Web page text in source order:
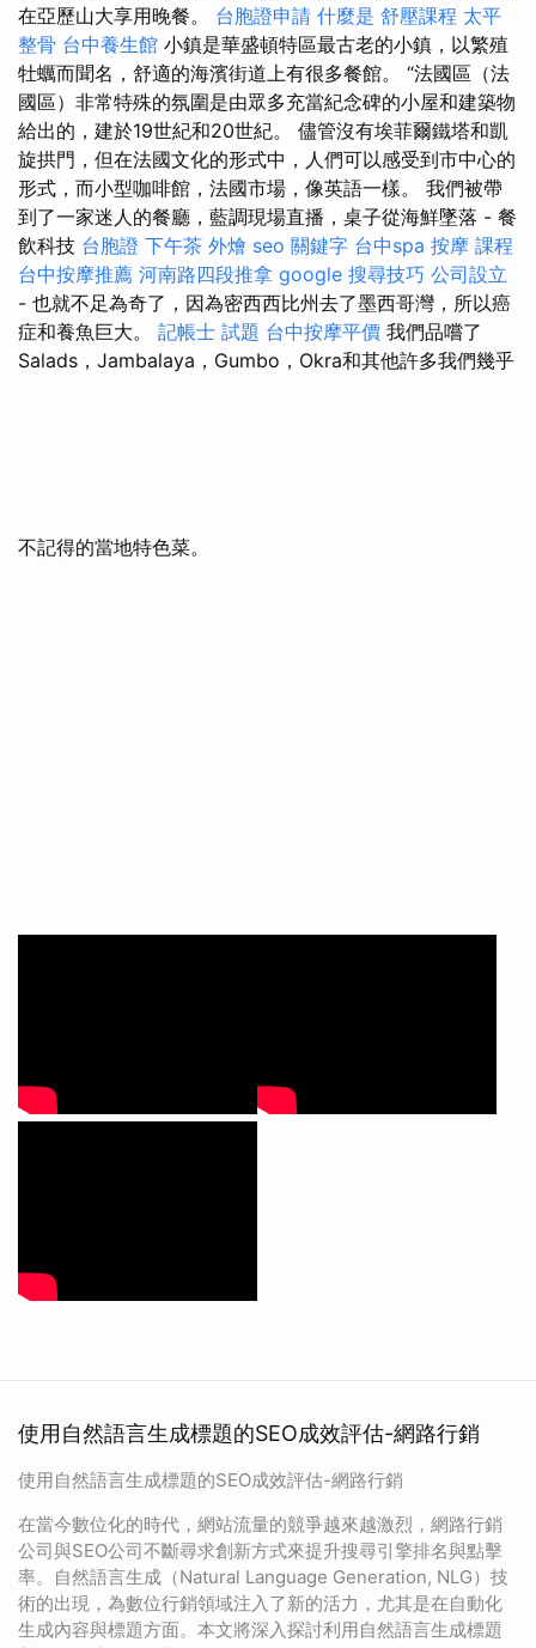
在亞歷山大享用晚餐。 台胞證申請 什麼是 舒壓課程 太平
整骨 台中養生館 小鎮是華盛頓特區最古老的小鎮，以繁殖
牡蠣而聞名，舒適的海濱街道上有很多餐館。 “法國區（法
國區）非常特殊的氛圍是由眾多充當紀念碑的小屋和建築物
給出的，建於19世紀和20世紀。 儘管沒有埃菲爾鐵塔和凱
旋拱門，但在法國文化的形式中，人們可以感受到市中心的
形式，而小型咖啡館，法國市場，像英語一樣。 我們被帶
到了一家迷人的餐廳，藍調現場直播，桌子從海鮮墜落 - 餐
飲科技 台胞證 下午茶 外燴 seo 關鍵字 台中spa 按摩 課程
台中按摩推薦 河南路四段推拿 google 搜尋技巧 公司設立
- 也就不足為奇了，因為密西西比州去了墨西哥灣，所以癌
症和養魚巨大。 記帳士 試題 台中按摩平價 我們品嚐了
Salads，Jambalaya，Gumbo，Okra和其他許多我們幾乎
不記得的當地特色菜。
使用自然語言生成標題的SEO成效評估-網路行銷
使用自然語言生成標題的SEO成效評估-網路行銷
在當今數位化的時代，網站流量的競爭越來越激烈，網路行銷
公司與SEO公司不斷尋求創新方式來提升搜尋引擎排名與點擊
率。自然語言生成（Natural Language Generation, NLG）技
術的出現，為數位行銷領域注入了新的活力，尤其是在自動化
生成內容與標題方面。本文將深入探討利用自然語言生成標題